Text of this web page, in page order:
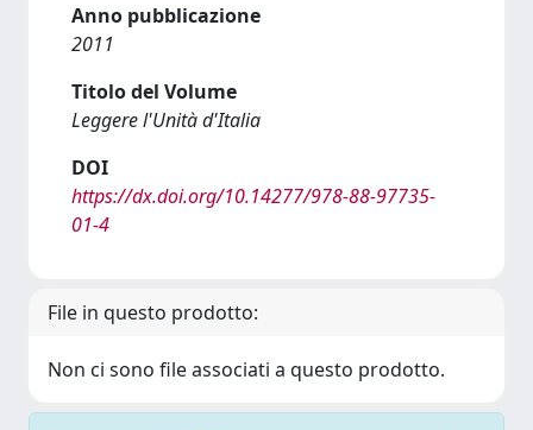
Anno pubblicazione
2011
Titolo del Volume
Leggere l'Unità d'Italia
DOI
https://dx.doi.org/10.14277/978-88-97735-
01-4
File in questo prodotto:
Non ci sono file associati a questo prodotto.